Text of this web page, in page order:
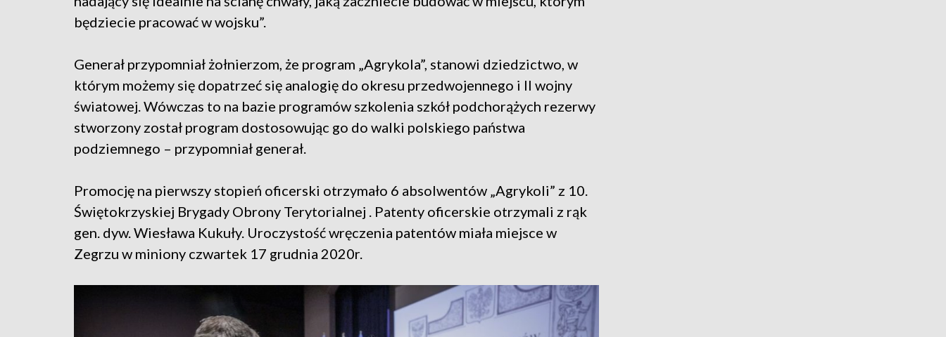
będziecie pracować w wojsku”.
Generał przypomniał żołnierzom, że program „Agrykola”, stanowi dziedzictwo, w
którym możemy się dopatrzeć się analogię do okresu przedwojennego i II wojny
światowej. Wówczas to na bazie programów szkolenia szkół podchorążych rezerwy
stworzony został program dostosowując go do walki polskiego państwa
podziemnego – przypomniał generał.
Promocję na pierwszy stopień oficerski otrzymało 6 absolwentów „Agrykoli” z 10.
Świętokrzyskiej Brygady Obrony Terytorialnej . Patenty oficerskie otrzymali z rąk
gen. dyw. Wiesława Kukuły. Uroczystość wręczenia patentów miała miejsce w
Zegrzu w miniony czwartek 17 grudnia 2020r.